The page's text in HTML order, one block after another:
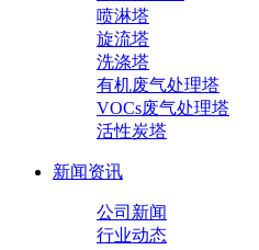
喷淋塔
旋流塔
洗涤塔
有机废气处理塔
VOCs废气处理塔
活性炭塔
新闻资讯
公司新闻
行业动态